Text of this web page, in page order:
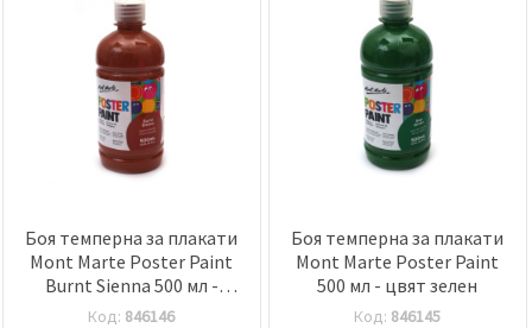
Боя темперна за плакати
Mont Marte Poster Paint
Burnt Sienna 500 мл -
цвят сиена
Код: 846146
Боя темперна за плакати
Mont Marte Poster Paint
500 мл - цвят зелен
Код: 846145